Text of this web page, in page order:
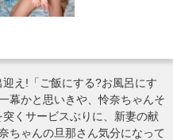
え!「ご飯にする?お風呂にす
幕かと思いきや、怜奈ちゃんそ
くサービスぶりに、新妻の献
ちゃんの旦那さん気分になって